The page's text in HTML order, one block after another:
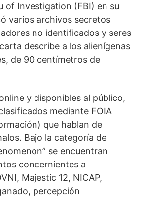
e
r
a
m
k
d
I
n
e
o
k
of Investigation (FBI) en su
varios archivos secretos
no identificados y seres
describe a los alienígenas
de 90 centímetros de
y disponibles al público,
mediante FOIA
que hablan de
Bajo la categoría de
se encuentran
concernientes a
Majestic 12, NICAP,
percepción